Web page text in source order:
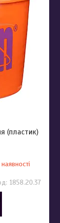
(пластик)
1858.20.37